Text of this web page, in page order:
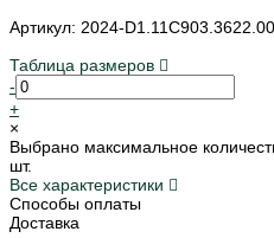
Артикул: 2024-
Таблица размеров
-
+
×
Выбрано максимальное
шт.
Все характеристики
Способы оплаты
Доставка